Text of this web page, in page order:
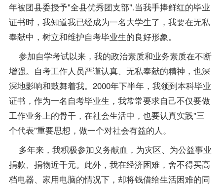
年被团县委授予"全县优秀团支部".当我手捧鲜红的毕业
证书时，我知道我已经成为一名大学生了，我要在无私
奉献中，树立和维护自考毕业生的良好形象。
参加自学考试以来，我的政治素质和业务素质在不断
增强。自考工作人员严谨认真、无私奉献的精神，也深
深地影响和鼓舞着我。2000年下半年，我领到本科毕业
证书，作为一名自考毕业生，我常常要求自己不仅要做
工作业务上的骨干，在社会生活中，也要认真实践"三
个代表"重要思想，做一个对社会有益的人。
多年来，我积极参加义务献血，为灾区、为公益事业
捐款、捐物近千元。此外，我在经济困难，舍不得买高
档电器、家用电脑的情况下，却将钱借给生活困难的同